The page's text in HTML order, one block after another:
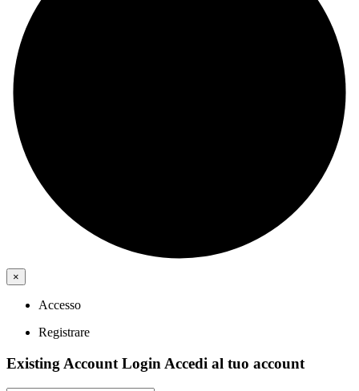
×
Accesso
Registrare
Existing Account Login Accedi al tuo account